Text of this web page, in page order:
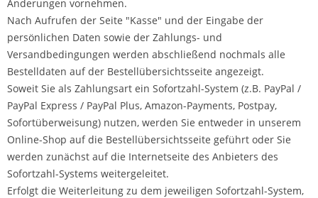
Änderungen vornehmen.
Nach Aufrufen der Seite "Kasse" und der Eingabe der
persönlichen Daten sowie der Zahlungs- und
Versandbedingungen werden abschließend nochmals alle
Bestelldaten auf der Bestellübersichtsseite angezeigt.
Soweit Sie als Zahlungsart ein Sofortzahl-System (z.B. PayPal /
PayPal Express / PayPal Plus, Amazon-Payments, Postpay,
Sofortüberweisung) nutzen, werden Sie entweder in unserem
Online-Shop auf die Bestellübersichtsseite geführt oder Sie
werden zunächst auf die Internetseite des Anbieters des
Sofortzahl-Systems weitergeleitet.
Erfolgt die Weiterleitung zu dem jeweiligen Sofortzahl-System,